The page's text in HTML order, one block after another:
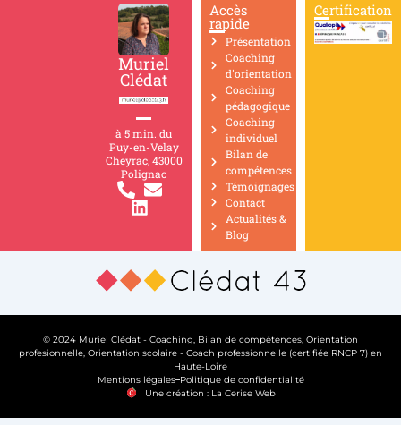
Muriel
Clédat
à 5 min. du
Puy-en-Velay
Cheyrac, 43000
Polignac
Accès
rapide
Présentation
Coaching
d'orientation
Coaching
pédagogique
Coaching
individuel
Bilan de
compétences
Témoignages
Contact
Actualités &
Blog
Certification
© 2024 Muriel Clédat - Coaching, Bilan de compétences, Orientation
profesionnelle, Orientation scolaire - Coach professionnelle (certifiée RNCP 7) en
Haute-Loire
Mentions légales Politique de confidentialité
Une création : La Cerise Web